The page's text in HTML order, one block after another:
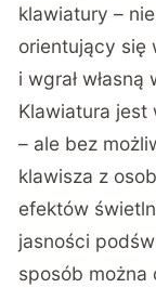
klawiatury –
orientujący się
i wgrał
Klawiatura jest
– ale bez
klawisza z
efektów
jasności
sposób